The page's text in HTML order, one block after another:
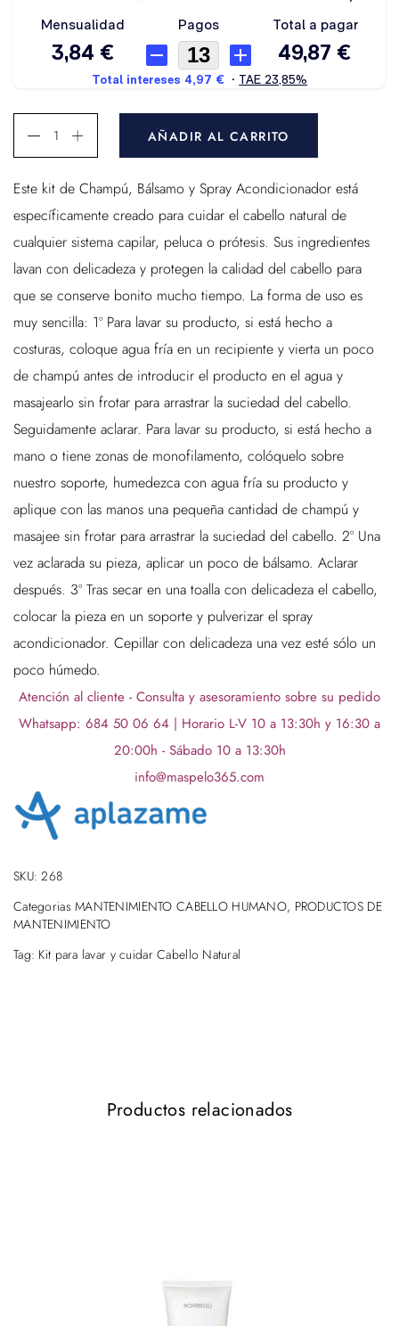
AÑADIR AL CARRITO
Este kit de Champú, Bálsamo y Spray Acondicionador está
específicamente creado para cuidar el cabello natural de
cualquier sistema capilar, peluca o prótesis. Sus ingredientes
lavan con delicadeza y protegen la calidad del cabello para
que se conserve bonito mucho tiempo. La forma de uso es
muy sencilla: 1º Para lavar su producto, si está hecho a
costuras, coloque agua fría en un recipiente y vierta un poco
de champú antes de introducir el producto en el agua y
masajearlo sin frotar para arrastrar la suciedad del cabello.
Seguidamente aclarar. Para lavar su producto, si está hecho a
mano o tiene zonas de monofilamento, colóquelo sobre
nuestro soporte, humedezca con agua fría su producto y
aplique con las manos una pequeña cantidad de champú y
masajee sin frotar para arrastrar la suciedad del cabello. 2º Una
vez aclarada su pieza, aplicar un poco de bálsamo. Aclarar
después. 3º Tras secar en una toalla con delicadeza el cabello,
colocar la pieza en un soporte y pulverizar el spray
acondicionador. Cepillar con delicadeza una vez esté sólo un
poco húmedo.
Atención al cliente - Consulta y asesoramiento sobre su pedido
Whatsapp: 684 50 06 64 | Horario L-V 10 a 13:30h y 16:30 a
20:00h - Sábado 10 a 13:30h
info@maspelo365.com
SKU:268
CategoriasMANTENIMIENTO CABELLO HUMANO, PRODUCTOS DE
MANTENIMIENTO
Tag: Kit para lavar y cuidar Cabello Natural
Productos relacionados